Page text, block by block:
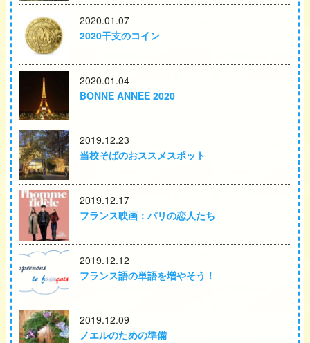
2020.01.07
2020干支のコイン
2020.01.04
BONNE ANNEE 2020
2019.12.23
当校そばのおススメスポット
2019.12.17
フランス映画：パリの恋人たち
2019.12.12
フランス語の単語を増やそう！
2019.12.09
ノエルのための準備